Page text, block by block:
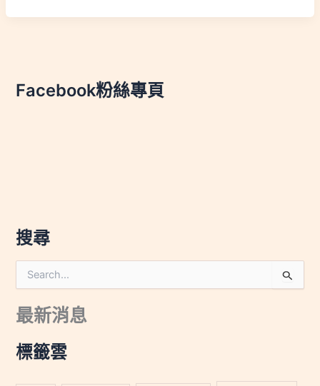
Facebook粉絲專頁
搜尋
尋
鍵
:
最新消息
標籤雲